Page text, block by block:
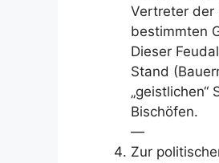
Vertreter der
bestimmten
Dieser
Stand
Bischöfen.
—
Zur